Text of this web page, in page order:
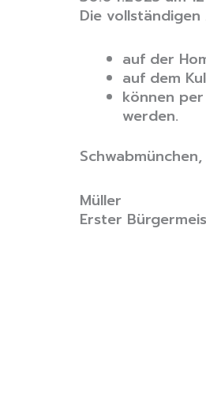
Die
auf der
auf dem
können
werden.
Müller
Erster